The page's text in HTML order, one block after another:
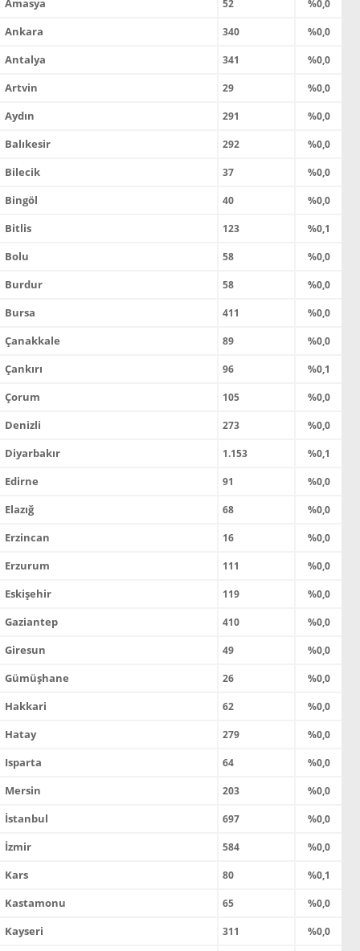
Amasya 52 %0,0
Ankara 340 %0,0
Antalya 341 %0,0
Artvin 29 %0,0
Aydın 291 %0,0
Balıkesir 292 %0,0
Bilecik 37 %0,0
Bingöl 40 %0,0
Bitlis 123 %0,1
Bolu 58 %0,0
Burdur 58 %0,0
Bursa 411 %0,0
Çanakkale 89 %0,0
Çankırı 96 %0,1
Çorum 105 %0,0
Denizli 273 %0,0
Diyarbakır 1.153 %0,1
Edirne 91 %0,0
Elazığ 68 %0,0
Erzincan 16 %0,0
Erzurum 111 %0,0
Eskişehir 119 %0,0
Gaziantep 410 %0,0
Giresun 49 %0,0
Gümüşhane 26 %0,0
Hakkari 62 %0,0
Hatay 279 %0,0
Isparta 64 %0,0
Mersin 203 %0,0
İstanbul 697 %0,0
İzmir 584 %0,0
Kars 80 %0,1
Kastamonu 65 %0,0
Kayseri 311 %0,0